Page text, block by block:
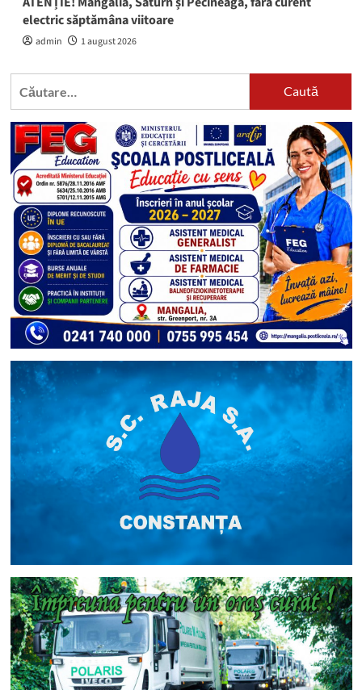
electric săptămâna viitoare
admin 1 august 2026